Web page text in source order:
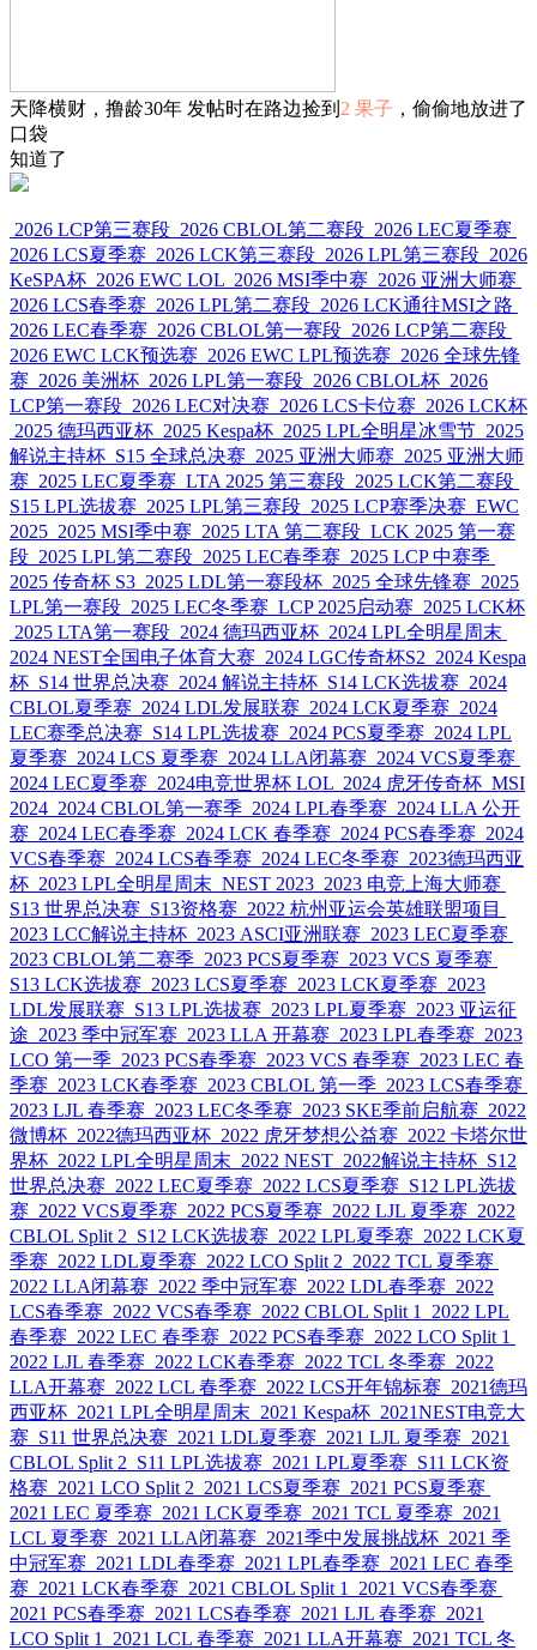
天降横财，撸龄30年 发帖时在路边捡到 2 果子 ，偷偷地放进了
口袋
知道了
2026 LCP第三赛段 2026 CBLOL第二赛段 2026 LEC夏季赛
2026 LCS夏季赛 2026 LCK第三赛段 2026 LPL第三赛段 2026
KeSPA杯 2026 EWC LOL 2026 MSI季中赛 2026 亚洲大师赛
2026 LCS春季赛 2026 LPL第二赛段 2026 LCK通往MSI之路
2026 LEC春季赛 2026 CBLOL第一赛段 2026 LCP第二赛段
2026 EWC LCK预选赛 2026 EWC LPL预选赛 2026 全球先锋
赛 2026 美洲杯 2026 LPL第一赛段 2026 CBLOL杯 2026
LCP第一赛段 2026 LEC对决赛 2026 LCS卡位赛 2026 LCK杯
2025 德玛西亚杯 2025 Kespa杯 2025 LPL全明星冰雪节 2025
解说主持杯 S15 全球总决赛 2025 亚洲大师赛 2025 亚洲大师
赛 2025 LEC夏季赛 LTA 2025 第三赛段 2025 LCK第二赛段
S15 LPL选拔赛 2025 LPL第三赛段 2025 LCP赛季决赛 EWC
2025 2025 MSI季中赛 2025 LTA 第二赛段 LCK 2025 第一赛
段 2025 LPL第二赛段 2025 LEC春季赛 2025 LCP 中赛季
2025 传奇杯 S3 2025 LDL第一赛段杯 2025 全球先锋赛 2025
LPL第一赛段 2025 LEC冬季赛 LCP 2025启动赛 2025 LCK杯
2025 LTA第一赛段 2024 德玛西亚杯 2024 LPL全明星周末
2024 NEST全国电子体育大赛 2024 LGC传奇杯S2 2024 Kespa
杯 S14 世界总决赛 2024 解说主持杯 S14 LCK选拔赛 2024
CBLOL夏季赛 2024 LDL发展联赛 2024 LCK夏季赛 2024
LEC赛季总决赛 S14 LPL选拔赛 2024 PCS夏季赛 2024 LPL
夏季赛 2024 LCS 夏季赛 2024 LLA闭幕赛 2024 VCS夏季赛
2024 LEC夏季赛 2024电竞世界杯 LOL 2024 虎牙传奇杯 MSI
2024 2024 CBLOL第一赛季 2024 LPL春季赛 2024 LLA 公开
赛 2024 LEC春季赛 2024 LCK 春季赛 2024 PCS春季赛 2024
VCS春季赛 2024 LCS春季赛 2024 LEC冬季赛 2023德玛西亚
杯 2023 LPL全明星周末 NEST 2023 2023 电竞上海大师赛
S13 世界总决赛 S13资格赛 2022 杭州亚运会英雄联盟项目
2023 LCC解说主持杯 2023 ASCI亚洲联赛 2023 LEC夏季赛
2023 CBLOL第二赛季 2023 PCS夏季赛 2023 VCS 夏季赛
S13 LCK选拔赛 2023 LCS夏季赛 2023 LCK夏季赛 2023
LDL发展联赛 S13 LPL选拔赛 2023 LPL夏季赛 2023 亚运征
途 2023 季中冠军赛 2023 LLA 开幕赛 2023 LPL春季赛 2023
LCO 第一季 2023 PCS春季赛 2023 VCS 春季赛 2023 LEC 春
季赛 2023 LCK春季赛 2023 CBLOL 第一季 2023 LCS春季赛
2023 LJL 春季赛 2023 LEC冬季赛 2023 SKE季前启航赛 2022
微博杯 2022德玛西亚杯 2022 虎牙梦想公益赛 2022 卡塔尔世
界杯 2022 LPL全明星周末 2022 NEST 2022解说主持杯 S12
世界总决赛 2022 LEC夏季赛 2022 LCS夏季赛 S12 LPL选拔
赛 2022 VCS夏季赛 2022 PCS夏季赛 2022 LJL 夏季赛 2022
CBLOL Split 2 S12 LCK选拔赛 2022 LPL夏季赛 2022 LCK夏
季赛 2022 LDL夏季赛 2022 LCO Split 2 2022 TCL 夏季赛
2022 LLA闭幕赛 2022 季中冠军赛 2022 LDL春季赛 2022
LCS春季赛 2022 VCS春季赛 2022 CBLOL Split 1
2022 LPL
春季赛 2022 LEC 春季赛 2022 PCS春季赛 2022 LCO Split 1
2022 LJL 春季赛 2022 LCK春季赛 2022 TCL 冬季赛 2022
LLA开幕赛 2022 LCL 春季赛 2022 LCS开年锦标赛 2021德玛
西亚杯 2021 LPL全明星周末 2021 Kespa杯 2021NEST电竞大
赛 S11 世界总决赛 2021 LDL夏季赛 2021 LJL 夏季赛 2021
CBLOL Split 2 S11 LPL选拔赛 2021 LPL夏季赛 S11 LCK资
格赛 2021 LCO Split 2 2021 LCS夏季赛 2021 PCS夏季赛
2021 LEC 夏季赛 2021 LCK夏季赛 2021 TCL 夏季赛 2021
LCL 夏季赛 2021 LLA闭幕赛 2021季中发展挑战杯 2021 季
中冠军赛 2021 LDL春季赛 2021 LPL春季赛 2021 LEC 春季
赛 2021 LCK春季赛 2021 CBLOL Split 1
2021 VCS春季赛
2021 PCS春季赛 2021 LCS春季赛 2021 LJL 春季赛 2021
LCO Split 1
2021 LCL 春季赛 2021 LLA开幕赛 2021 TCL 冬